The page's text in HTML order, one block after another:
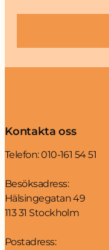
Kontakta oss
Telefon:010-161 54 51
Besöksadress:
Hälsingegatan 49
113 31 Stockholm
Postadress: